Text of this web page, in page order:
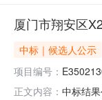
厦门市翔安区
中标｜候选人公示
项目编号：
正文内容： 中标结